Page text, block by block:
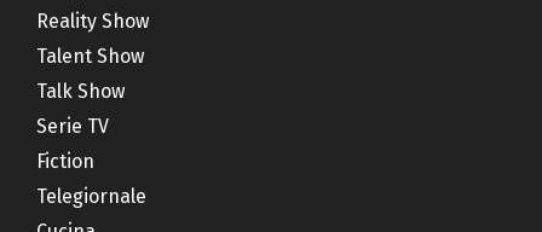
Reality Show
Talent Show
Talk Show
Serie TV
Fiction
Telegiornale